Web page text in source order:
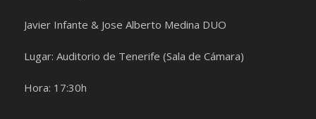
Javier Infante & Jose Alberto Medina DUO
Lugar: Auditorio de Tenerife (Sala de Cámara)
Hora: 17:30h